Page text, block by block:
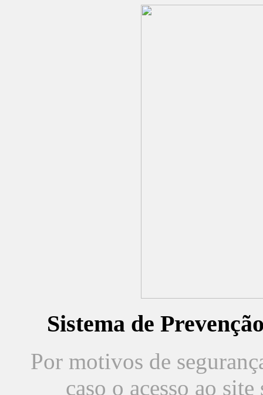
Sistema de
Por motivos de
caso o acesso ao